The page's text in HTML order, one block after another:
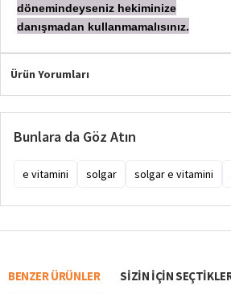
dönemindeyseniz hekiminize
danışmadan kullanmamalısınız.
Ürün Yorumları
Bunlara da Göz Atın
e vitamini solgar solgar e vitamini
BENZER ÜRÜNLER SIZIN IÇIN